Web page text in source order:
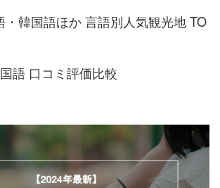
・韓国語ほか 言語別人気観光地 TO
語 口コミ評価比較